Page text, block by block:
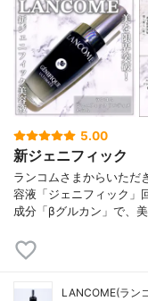
5.00
新ジェニフィック
ランコムさまからいただ
容液「ジェニフィック」
成分「βグルカン」で、
LANCOME(ラン